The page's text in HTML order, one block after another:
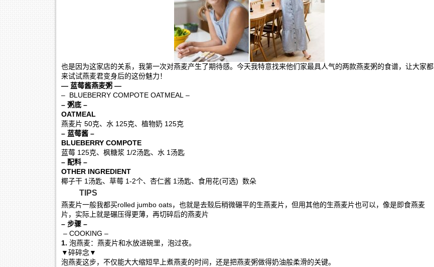
也是因为这家店的关系，我第一次对燕麦产生了期待感。今天我特意找来他们家最具人气的两款燕麦粥的食谱，让大家都
来试试燕麦君变身后的这份魅力！
— 蓝莓酱燕麦粥 —
– BLUEBERRY COMPOTE OATMEAL –
– 粥底 –
OATMEAL
燕麦片 50克、水 125克、植物奶 125克
– 蓝莓酱 –
BLUEBERRY COMPOTE
蓝莓 125克、枫糖浆 1/2汤匙、水 1汤匙
– 配料 –
OTHER INGREDIENT
椰子干 1汤匙、草莓 1-2个、杏仁酱 1汤匙、食用花(可选) 数朵
TIPS
燕麦片一般我都买rolled jumbo oats，也就是去殼后稍微碾平的生燕麦片，但用其他的生燕麦片也可以，像是即食燕麦
片，实际上就是碾压得更薄，再切碎后的燕麦片
– 步骤 –
– COOKING –
1. 泡燕麦：燕麦片和水放进碗里，泡过夜。
▼碎碎念▼
泡燕麦这步，不仅能大大缩短早上煮燕麦的时间，还是把燕麦粥做得奶油般柔滑的关键。